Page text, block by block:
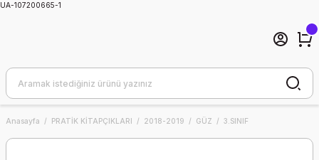
UA-107200665-1
Anasayfa PRATİK KİTAPÇIKLARI 2018-2019 GÜZ 3.SINIF